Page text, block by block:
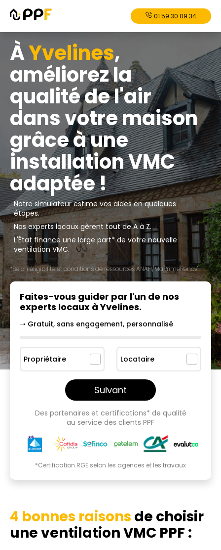
01 59 30 09 34
ÀYvelines,
améliorez la
qualité de l'air
dans votre maison
grâce à une
installation VMC
adaptée !
Notre simulateur estime vos aides en quelques
étapes.
Nos experts locaux gèrent tout de A à Z.
L'État finance une large part* de votre nouvelle
ventilation VMC.
*Selon éligibilité et conditions de ressources ANAH/MaPrimeRénov'.
Faites-vous guider par l'un de nos
experts locaux àYvelines.
➝ Gratuit, sans engagement, personnalisé
Propriétaire Locataire
Suivant
Des partenaires et certifications* de qualité
au service des clients PPF
*Certification RGE selon les agences et les travaux
4 bonnes raisons de choisir
une ventilation VMC PPF :